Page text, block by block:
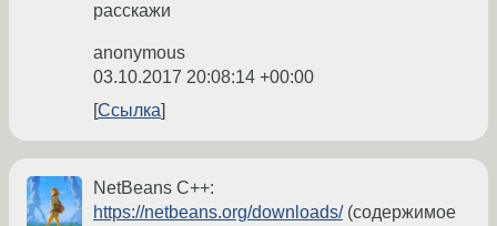
расскажи
anonymous
03.10.2017 20:08:14 +00:00
Ссылка
NetBeans C++:
https://netbeans.org/downloads/(содержимое